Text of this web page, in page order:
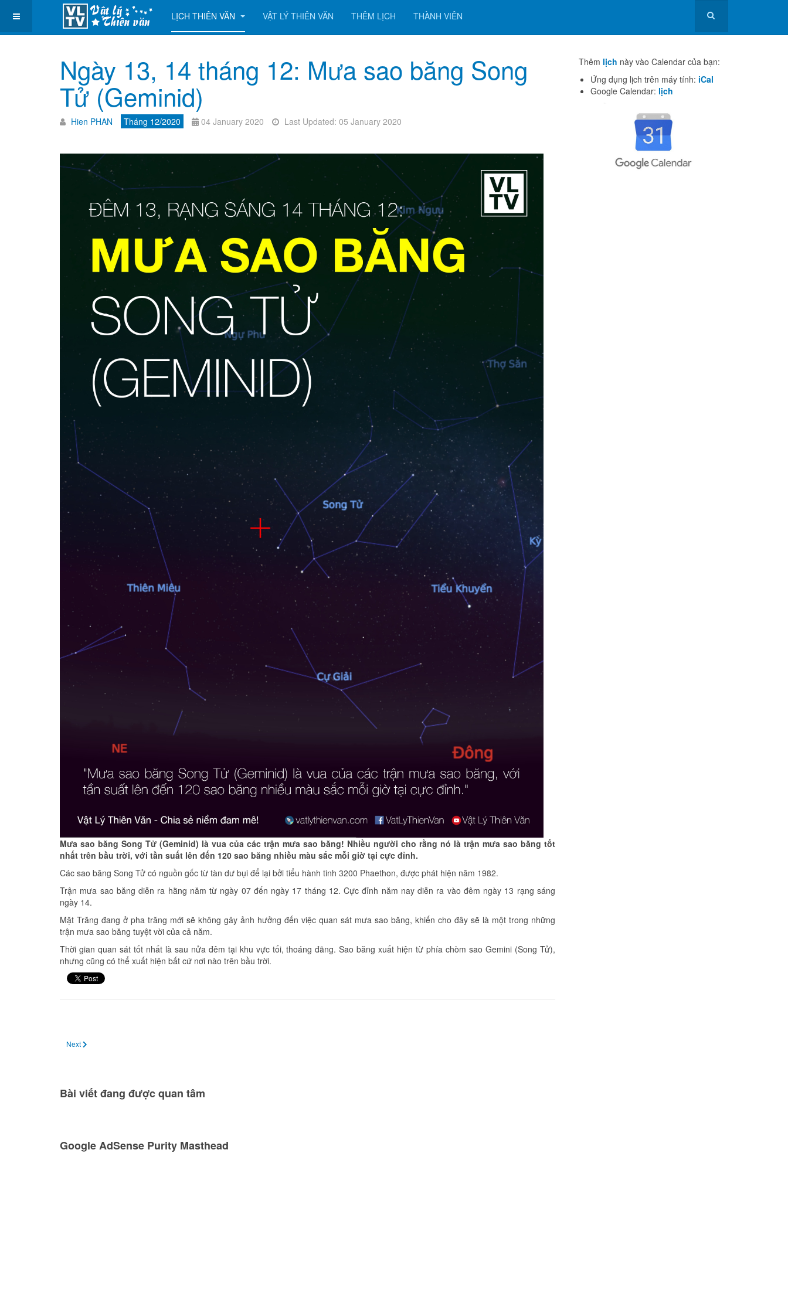
LỊCH THIÊN VĂN VẬT LÝ THIÊN VĂN THÊM LỊCH THÀNH VIÊN
Ngày 13, 14 tháng 12: Mưa sao băng Song
Tử (Geminid)
Hien PHAN Tháng 12/2020 04 January 2020 Last Updated: 05 January 2020
Mưa sao băng Song Tử (Geminid) là vua của các trận mưa sao băng! Nhiều người cho rằng nó là trận mưa sao băng tốt
nhất trên bầu trời, với tần suất lên đến 120 sao băng nhiều màu sắc mỗi giờ tại cực đỉnh.
Các sao băng Song Tử có nguồn gốc từ tàn dư bụi để lại bởi tiểu hành tinh 3200 Phaethon, được phát hiện năm 1982.
Trận mưa sao băng diễn ra hằng năm từ ngày 07 đến ngày 17 tháng 12. Cực đỉnh năm nay diễn ra vào đêm ngày 13 rạng sáng
ngày 14.
Mặt Trăng đang ở pha trăng mới sẽ không gây ảnh hưởng đến việc quan sát mưa sao băng, khiến cho đây sẽ là một trong những
trận mưa sao băng tuyệt vời của cả năm.
Thời gian quan sát tốt nhất là sau nửa đêm tại khu vực tối, thoáng đãng. Sao băng xuất hiện từ phía chòm sao Gemini (Song Tử),
nhưng cũng có thể xuất hiện bất cứ nơi nào trên bầu trời.
Next article: Ngày 14 tháng 12: Trăng mới
Next
Bài viết đang được quan tâm
Google AdSense Purity Masthead
Thêm lịch này vào Calendar của bạn:
Ứng dụng lịch trên máy tính: iCal
Google Calendar: lịch